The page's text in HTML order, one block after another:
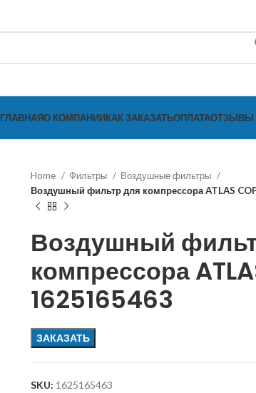
ГЛАВНАЯО КОМПАНИИКАК ЗАКАЗАТЬОПЛАТАОТЗЫВЫ
Home Фильтры
Воздушные фильтры
Воздушный фильтр для компрессора ATLAS
Воздушный
компрессора
1625165463
ЗАКАЗАТЬ
SKU: 1625165463